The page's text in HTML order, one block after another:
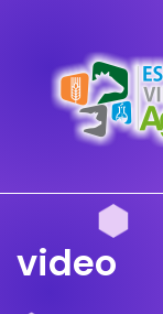
video